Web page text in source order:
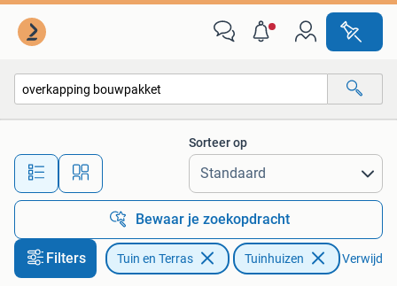
Alle afstanden…
Sorteer op
Bewaar je zoekopdracht
Filters Tuin en Terras Tuinhuizen Verwijder